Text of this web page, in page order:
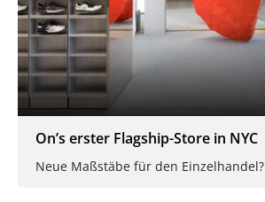
On’s erster Flagship-Store in NYC
Neue Maßstäbe für den Einzelhandel?